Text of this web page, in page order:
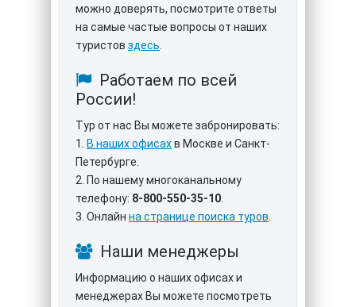
можно доверять, посмотрите ответы
на самые частые вопросы от наших
туристов здесь
Работаем по всей
России!
Тур от нас Вы можете забронировать:
1.
В наших офисахв Москве и Санкт-
Петербурге.
2. По нашему многоканальному
телефону: 8-800-550-35-10
3. Онлайн на странице поиска туров
Наши менеджеры
Информацию о наших офисах и
менеджерах Вы можете посмотреть